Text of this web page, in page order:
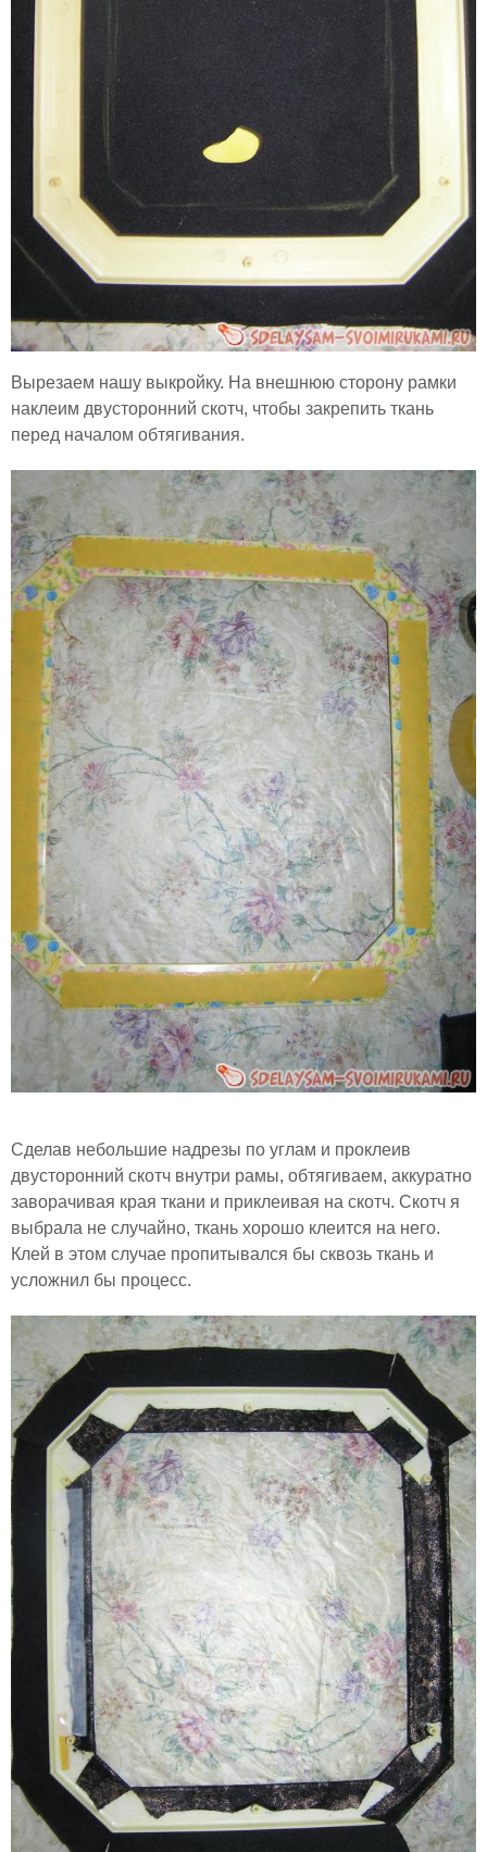
Вырезаем нашу выкройку. На внешнюю сторону рамки
наклеим двусторонний скотч, чтобы закрепить ткань
перед началом обтягивания.
Сделав небольшие надрезы по углам и проклеив
двусторонний скотч внутри рамы, обтягиваем, аккуратно
заворачивая края ткани и приклеивая на скотч. Скотч я
выбрала не случайно, ткань хорошо клеится на него.
Клей в этом случае пропитывался бы сквозь ткань и
усложнил бы процесс.